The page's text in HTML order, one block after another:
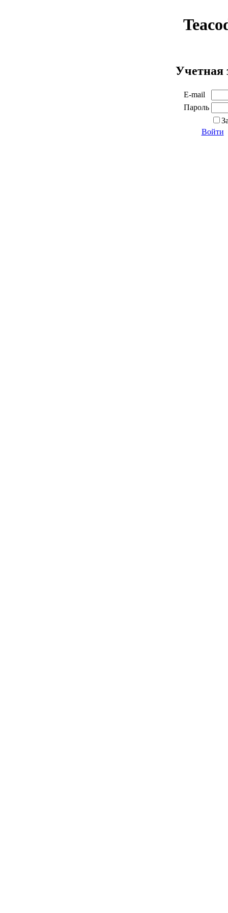
Учетная
E-mail
Пароль
Войти